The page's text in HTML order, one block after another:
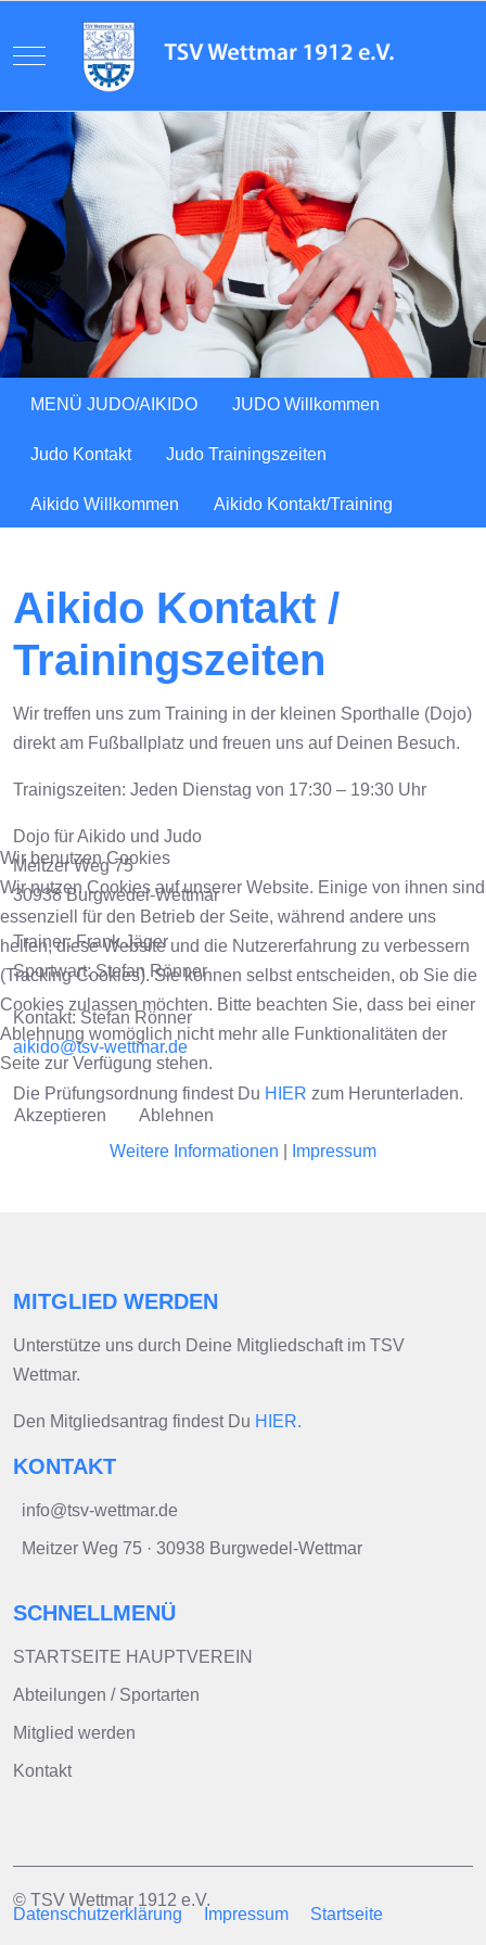
Mobile Menu Toggle
Previous Next
MENÜ JUDO/AIKIDO JUDO Willkommen
Judo Kontakt Judo Trainingszeiten
Aikido Willkommen Aikido Kontakt/Training
Aikido Kontakt /
Trainingszeiten
Wir treffen uns zum Training in der kleinen Sporthalle (Dojo)
direkt am Fußballplatz und freuen uns auf Deinen Besuch.
Trainigszeiten: Jeden Dienstag von 17:30 – 19:30 Uhr
Dojo für Aikido und Judo
Meitzer Weg 75
30938 Burgwedel-Wettmar
Trainer: Frank Jäger
Sportwart: Stefan Rönner
Kontakt: Stefan Rönner
aikido@tsv-wettmar.de
Die Prüfungsordnung findest Du HIER zum Herunterladen.
MITGLIED WERDEN
Unterstütze uns durch Deine Mitgliedschaft im TSV
Wettmar.
Den Mitgliedsantrag findest Du HIER.
KONTAKT
info@tsv-wettmar.de
Meitzer Weg 75 · 30938 Burgwedel-Wettmar
SCHNELLMENÜ
STARTSEITE HAUPTVEREIN
Abteilungen / Sportarten
Mitglied werden
Kontakt
Datenschutzerklärung Impressum Startseite
© TSV Wettmar 1912 e.V.
Wir benutzen Cookies
Wir nutzen Cookies auf unserer Website. Einige von ihnen sind
essenziell für den Betrieb der Seite, während andere uns
helfen, diese Website und die Nutzererfahrung zu verbessern
(Tracking Cookies). Sie können selbst entscheiden, ob Sie die
Cookies zulassen möchten. Bitte beachten Sie, dass bei einer
Ablehnung womöglich nicht mehr alle Funktionalitäten der
Seite zur Verfügung stehen.
Akzeptieren
Ablehnen
Weitere Informationen
Impressum